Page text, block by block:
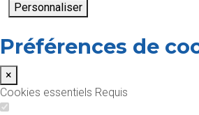
Personnaliser
Préférences de
×
Cookies essentiels Requis